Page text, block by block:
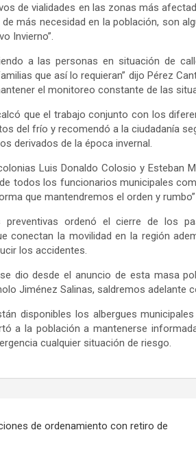
de vialidades en las zonas más
más necesidad en la población, son
Invierno”.
a las personas en situación de
que así lo requieran” dijo Pérez
el monitoreo constante de las
que el trabajo conjunto con los
del frío y recomendó a la ciudadanía
derivados de la época invernal.
Luis Donaldo Colosio y Esteban
todos los funcionarios municipales
que mantendremos el orden y
preventivas ordenó el cierre de los
conectan la movilidad en la región
los accidentes.
se dio desde el anuncio de esta masa
Jiménez Salinas, saldremos adelante
disponibles los albergues
a la población a mantenerse
cualquier situación de riesgo.
de ordenamiento con retiro de